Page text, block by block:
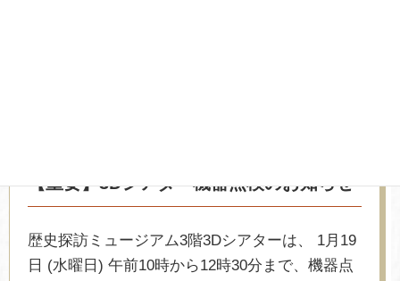
【重要】3Dシアター機器点検のお知らせ
歴史探訪ミュージアム3階3Dシアターは、 1月19
日 (水曜日) 午前10時から12時30分まで、機器点